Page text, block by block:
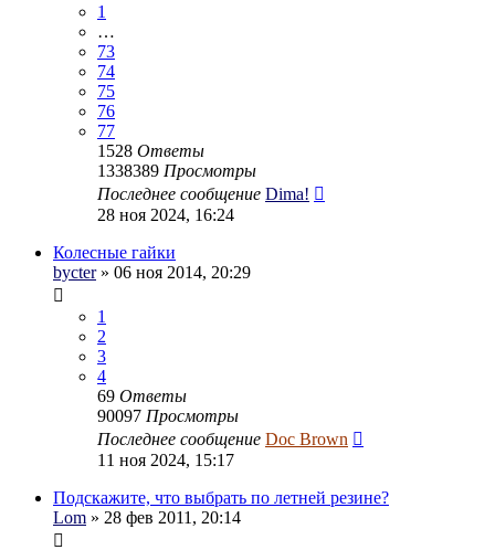
1
…
73
74
75
76
77
1528 Ответы
1338389 Просмотры
Последнее сообщение Dima!
28 ноя 2024, 16:24
Колесные гайки
bycter» 06 ноя 2014, 20:29
1
2
3
4
69 Ответы
90097 Просмотры
Последнее сообщение Doc Brown
11 ноя 2024, 15:17
Подскажите, что выбрать по летней резине?
Lom » 28 фев 2011, 20:14